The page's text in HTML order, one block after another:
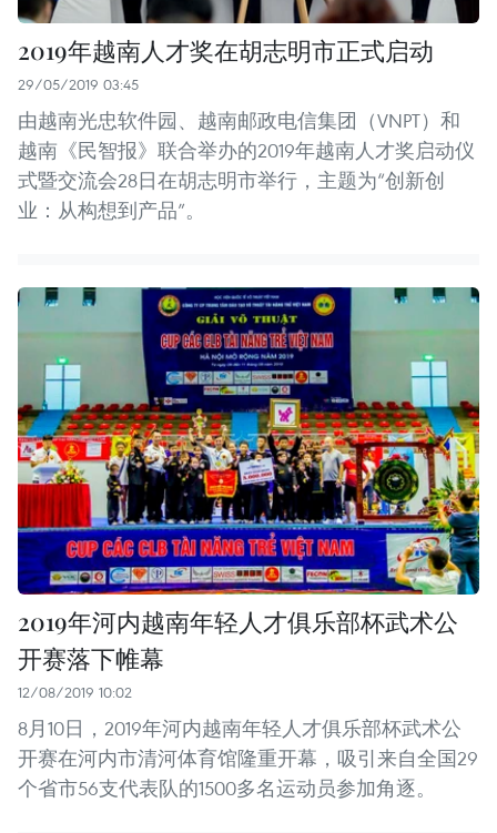
2019年越南人才奖在胡志明市正式启动
29/05/2019 03:45
由越南光忠软件园、越南邮政电信集团（VNPT）和
越南《民智报》联合举办的2019年越南人才奖启动仪
式暨交流会28日在胡志明市举行，主题为“创新创
业：从构想到产品”。
2019年河内越南年轻人才俱乐部杯武术公
开赛落下帷幕
12/08/2019 10:02
8月10日，2019年河内越南年轻人才俱乐部杯武术公
开赛在河内市清河体育馆隆重开幕，吸引来自全国29
个省市56支代表队的1500多名运动员参加角逐。